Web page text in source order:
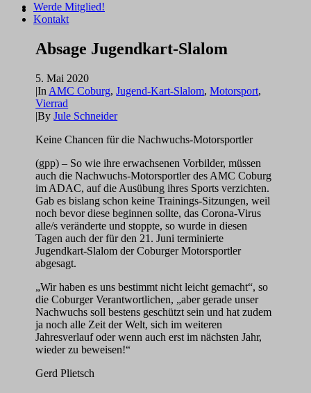
Werde Mitglied!
Kontakt
Absage Jugendkart-Slalom
5. Mai 2020
|In AMC Coburg,Jugend-Kart-Slalom,Motorsport,
Vierrad
|ByJule Schneider
Keine Chancen für die Nachwuchs-Motorsportler
(gpp) – So wie ihre erwachsenen Vorbilder, müssen
auch die Nachwuchs-Motorsportler des AMC Coburg
im ADAC, auf die Ausübung ihres Sports verzichten.
Gab es bislang schon keine Trainings-Sitzungen, weil
noch bevor diese beginnen sollte, das Corona-Virus
alle/s veränderte und stoppte, so wurde in diesen
Tagen auch der für den 21. Juni terminierte
Jugendkart-Slalom der Coburger Motorsportler
abgesagt.
„Wir haben es uns bestimmt nicht leicht gemacht“, so
die Coburger Verantwortlichen, „aber gerade unser
Nachwuchs soll bestens geschützt sein und hat zudem
ja noch alle Zeit der Welt, sich im weiteren
Jahresverlauf oder wenn auch erst im nächsten Jahr,
wieder zu beweisen!“
Gerd Plietsch